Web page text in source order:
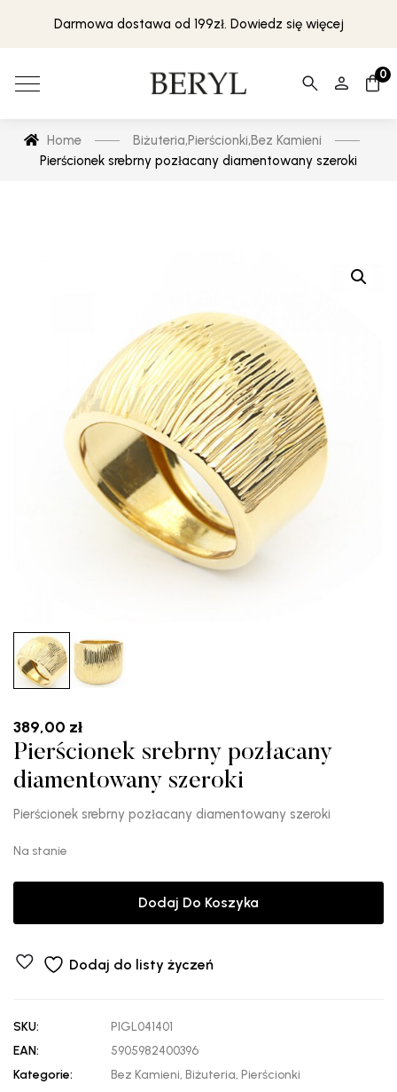
Darmowa dostawa od 199zł. Dowiedz się więcej
0
Home Biżuteria,Pierścionki,Bez Kamieni
Pierścionek srebrny pozłacany diamentowany szeroki
389,00 zł
Pierścionek srebrny pozłacany
diamentowany szeroki
Pierścionek srebrny pozłacany diamentowany szeroki
Na stanie
Dodaj Do Koszyka
Dodaj do listy życzeń
SKU:
PIGL041401
EAN:
5905982400396
Kategorie:
Bez Kamieni, Biżuteria, Pierścionki